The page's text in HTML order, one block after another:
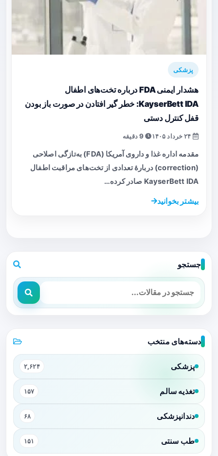
پزشکی
هشدار ایمنی FDA درباره تخت‌های اطفال
KayserBett IDA: خطر گیر افتادن در صورت باز بودن
قفل کنترل دستی
9 دقیقه
مقدمه اداره غذا و داروی آمریکا (FDA) به‌تازگی اصلاحی
(correction) دربارهٔ تعدادی از تخت‌های مراقبت اطفال
KayserBett IDA صادر کرده…
بیشتر بخوانید
جستجو
دسته‌های منتخب
پزشکی ۲,۶۲۴
تغذیه سالم ۱۵۷
دندانپزشکی ۶۸
طب سنتی ۱۵۱